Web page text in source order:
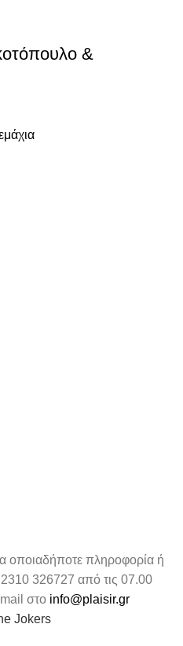
&
οποιαδήποτε πληροφορία ή
326727 από τις 07.00
στο info@plaisir.gr
Jokers